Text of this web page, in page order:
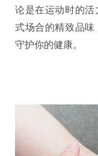
论是在运动时的
式场合的精致品
守护你的健康。